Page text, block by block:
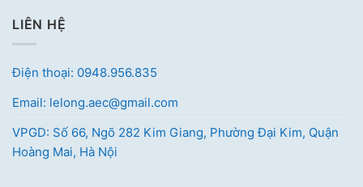
LIÊN HỆ
Điện thoại: 0948.956.835
Email: lelong.aec@gmail.com
VPGD: Số 66, Ngõ 282 Kim Giang, Phường Đại Kim, Quận
Hoàng Mai, Hà Nội